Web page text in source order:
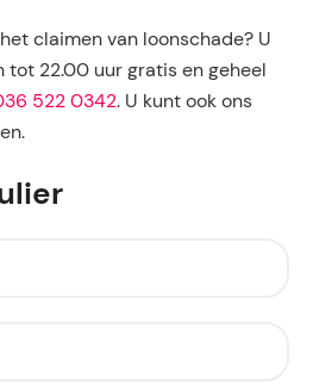
claimen van loonschade? U
tot 22.00 uur gratis en geheel
522 0342. U kunt ook ons